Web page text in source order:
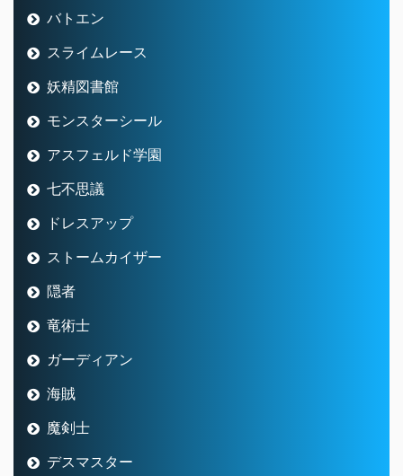
バトエン
スライムレース
妖精図書館
モンスターシール
アスフェルド学園
七不思議
ドレスアップ
ストームカイザー
隠者
竜術士
ガーディアン
海賊
魔剣士
デスマスター